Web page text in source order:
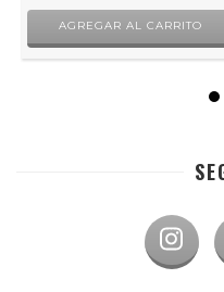
AGREGAR AL CARRITO